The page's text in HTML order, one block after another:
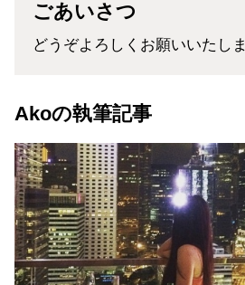
ごあいさつ
どうぞよろしくお願いいたしま
Akoの執筆記事